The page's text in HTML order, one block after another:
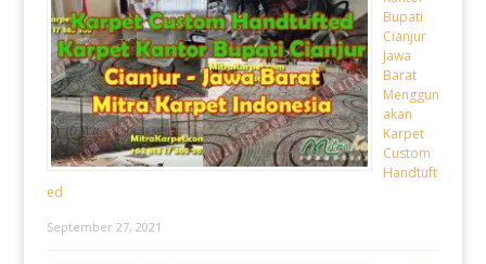
Bupati
Cianjur
Jawa
Barat
Menggun
akan
Karpet
Custom
Handtuft
ed
September 27, 2021